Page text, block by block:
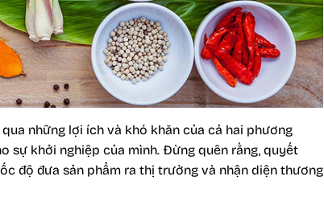
những lợi ích và khó khăn của cả hai phương
sự khởi nghiệp của mình. Đừng quên rằng, quyết
độ đưa sản phẩm ra thị trường và nhận diện thương